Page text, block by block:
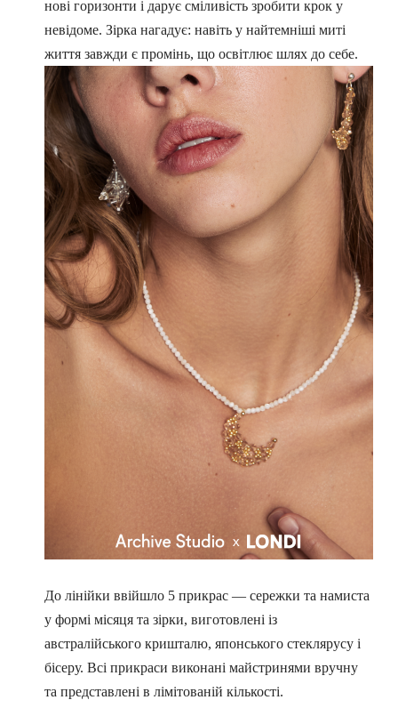
нові горизонти і дарує сміливість зробити крок у
невідоме. Зірка нагадує: навіть у найтемніші миті
життя завжди є промінь, що освітлює шлях до себе.
До лінійки ввійшло 5 прикрас — сережки та намиста
у формі місяця та зірки, виготовлені із
австралійського кришталю, японського стеклярусу і
бісеру. Всі прикраси виконані майстринями вручну
та представлені в лімітованій кількості.